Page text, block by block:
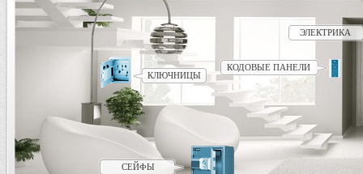
ЭЛЕКТРИКА
КЛЮЧНИЦЫ
КОДОВЫЕ ПАНЕЛИ
СЕЙФЫ